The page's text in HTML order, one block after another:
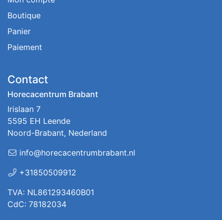
Boutique
Panier
Paiement
Contact
Horecacentrum Brabant
Irislaan 7
5595 EH Leende
Noord-Brabant, Nederland
info@horecacentrumbrabant.nl
+31850509912
TVA: NL861293460B01
CdC: 78182034